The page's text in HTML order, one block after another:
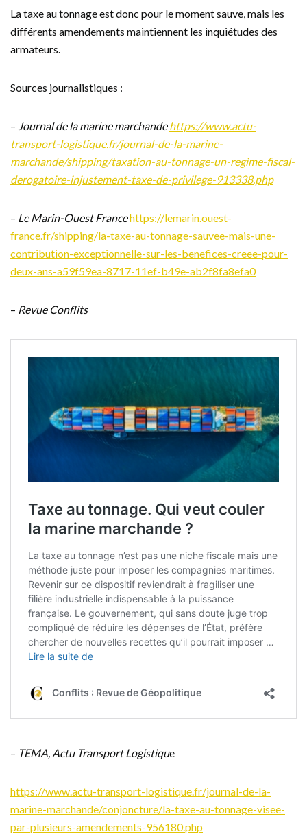
La taxe au tonnage est donc pour le moment sauve, mais les
différents amendements maintiennent les inquiétudes des
armateurs.
Sources journalistiques :
– Journal de la marine marchandehttps://www.actu-
transport-logistique.fr/journal-de-la-marine-
marchande/shipping/taxation-au-tonnage-un-regime-fiscal-
derogatoire-injustement-taxe-de-privilege-913338.php
– Le Marin-Ouest Francehttps://lemarin.ouest-
france.fr/shipping/la-taxe-au-tonnage-sauvee-mais-une-
contribution-exceptionnelle-sur-les-benefices-creee-pour-
deux-ans-a59f59ea-8717-11ef-b49e-ab2f8fa8efa0
– Revue Conflits
– TEMA, Actu Transport Logistique
https://www.actu-transport-logistique.fr/journal-de-la-
marine-marchande/conjoncture/la-taxe-au-tonnage-visee-
par-plusieurs-amendements-956180.php